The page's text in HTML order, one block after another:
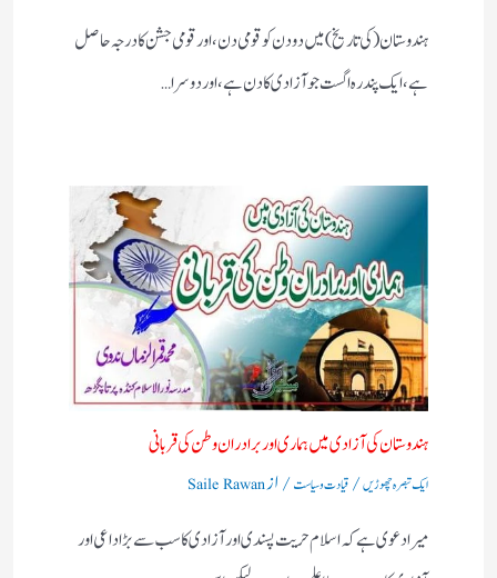
ہندوستان (کی تاریخ) میں دو دن کو قومی دن، اور قومی جشن کا درجہ حاصل
ہے،ایک پندرہ اگست جو آزادی کا دن ہے، اور دوسرا…
ہندوستان کی آزادی میں ہماری اور برادران وطن کی قربانی
ایک تبصرہ چھوڑیں/ قیادت وسیاست/ ازSaile Rawan
میرا دعوی ہے کہ اسلام حریت پسندی اور آزادی کا سب سے بڑا داعی اور